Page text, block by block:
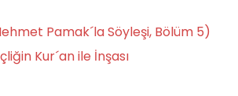
Pamak´la Söyleşi, Bölüm 5)
Kur´an ile İnşası